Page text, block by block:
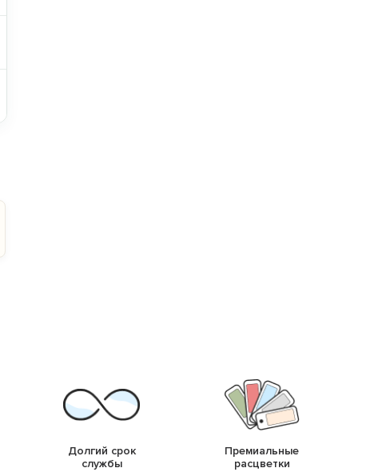
Долгий срок
службы
Премиальные
расцветки